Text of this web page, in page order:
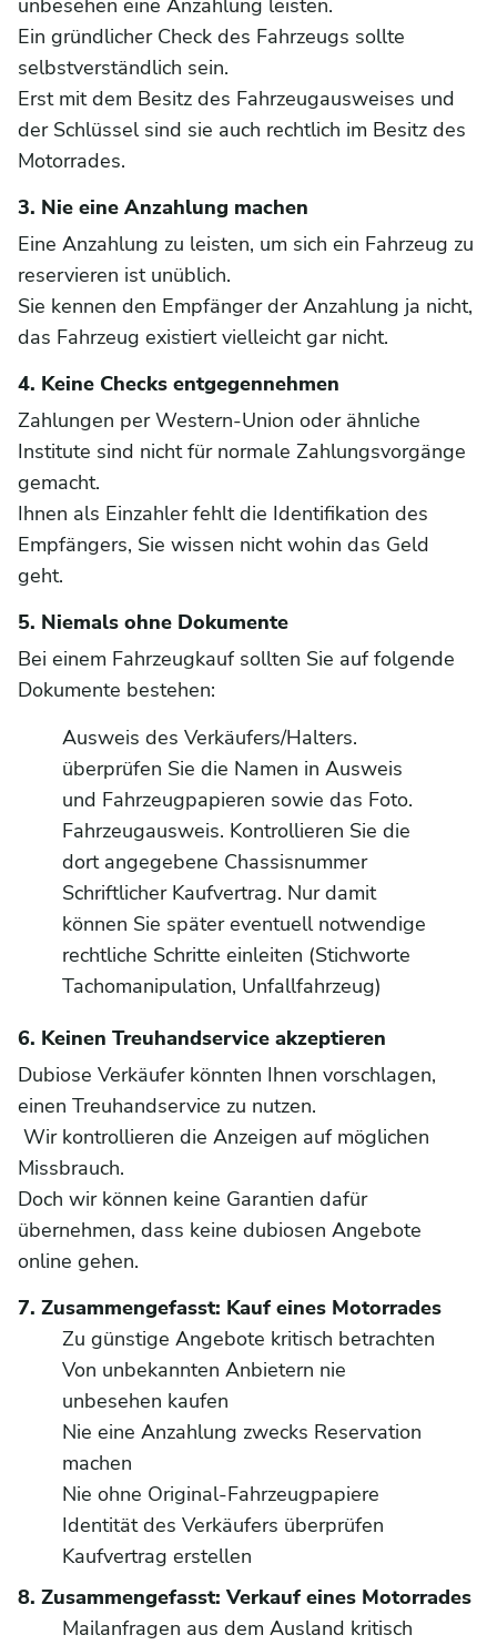
unbesehen eine Anzahlung leisten.
Ein gründlicher Check des Fahrzeugs sollte
selbstverständlich sein.
Erst mit dem Besitz des Fahrzeugausweises und
der Schlüssel sind sie auch rechtlich im Besitz des
Motorrades.
3. Nie eine Anzahlung machen
Eine Anzahlung zu leisten, um sich ein Fahrzeug zu
reservieren ist unüblich.
Sie kennen den Empfänger der Anzahlung ja nicht,
das Fahrzeug existiert vielleicht gar nicht.
4. Keine Checks entgegennehmen
Zahlungen per Western-Union oder ähnliche
Institute sind nicht für normale Zahlungsvorgänge
gemacht.
Ihnen als Einzahler fehlt die Identifikation des
Empfängers, Sie wissen nicht wohin das Geld
geht.
5. Niemals ohne Dokumente
Bei einem Fahrzeugkauf sollten Sie auf folgende
Dokumente bestehen:
Ausweis des Verkäufers/Halters.
überprüfen Sie die Namen in Ausweis
und Fahrzeugpapieren sowie das Foto.
Fahrzeugausweis. Kontrollieren Sie die
dort angegebene Chassisnummer
Schriftlicher Kaufvertrag. Nur damit
können Sie später eventuell notwendige
rechtliche Schritte einleiten (Stichworte
Tachomanipulation, Unfallfahrzeug)
6. Keinen Treuhandservice akzeptieren
Dubiose Verkäufer könnten Ihnen vorschlagen,
einen Treuhandservice zu nutzen.
Wir kontrollieren die Anzeigen auf möglichen
Missbrauch.
Doch wir können keine Garantien dafür
übernehmen, dass keine dubiosen Angebote
online gehen.
7. Zusammengefasst: Kauf eines Motorrades
Zu günstige Angebote kritisch betrachten
Von unbekannten Anbietern nie
unbesehen kaufen
Nie eine Anzahlung zwecks Reservation
machen
Nie ohne Original-Fahrzeugpapiere
Identität des Verkäufers überprüfen
Kaufvertrag erstellen
8. Zusammengefasst: Verkauf eines Motorrades
Mailanfragen aus dem Ausland kritisch